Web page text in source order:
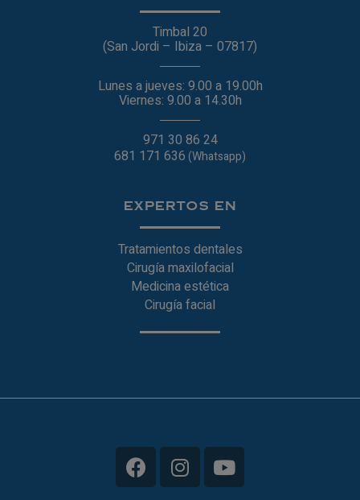
Timbal 20
(San Jordi – Ibiza – 07817)
Lunes a jueves: 9.00 a 19.00h
Viernes: 9.00 a 14.30h
971 30 86 24
681 171 636(Whatsapp)
EXPERTOS EN
Tratamientos dentales
Cirugía maxilofacial
Medicina estética
Cirugía facial